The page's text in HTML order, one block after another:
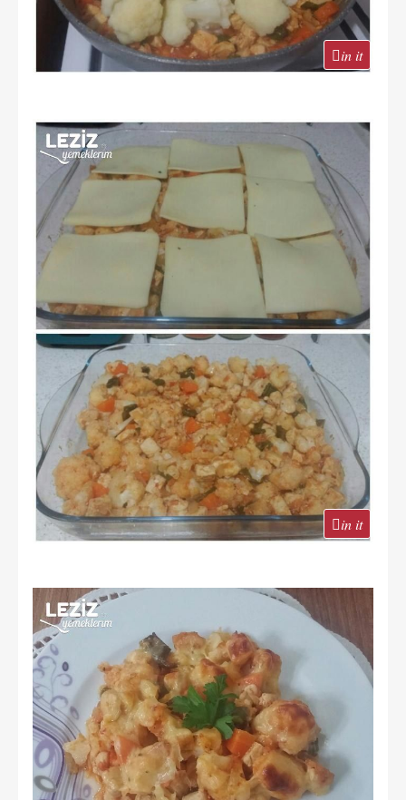
in it
in it